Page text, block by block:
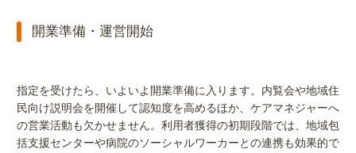
開業準備・運営開始
指定を受けたら、いよいよ開業準備に入ります。内覧会や地域住
民向け説明会を開催して認知度を高めるほか、ケアマネジャーへ
の営業活動も欠かせません。利用者獲得の初期段階では、地域包
括支援センターや病院のソーシャルワーカーとの連携も効果的で